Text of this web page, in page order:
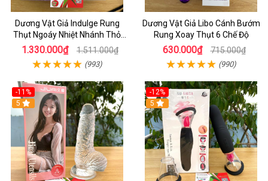
Dương Vật Giả Indulge Rung
Thụt Ngoáy Nhiệt Nhánh Thỏ
Kích Điểm G
1.330.000₫ 1.511.000₫
(993)
Dương Vật Giả Libo Cánh Bướm
Rung Xoay Thụt 6 Chế Độ
630.000₫ 715.000₫
(990)
-11%
5
-12%
5